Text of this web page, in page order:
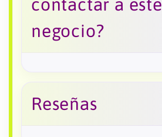
contactar a este
negocio?
Reseñas